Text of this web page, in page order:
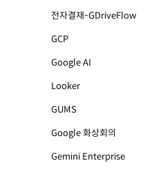
전자결재-GDriveFlow
GCP
Google AI
Looker
GUMS
Google 화상회의
Gemini Enterprise